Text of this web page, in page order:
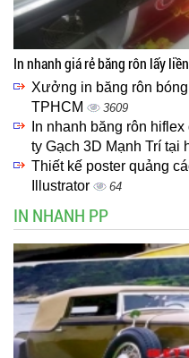
In nhanh giá rẻ băng rôn lấy
Xưởng in băng rôn
TPHCM
3609
In nhanh băng rôn
ty Gạch 3D Mạnh Trí tại
Thiết kế poster quảng
Illustrator
64
IN NHANH PP